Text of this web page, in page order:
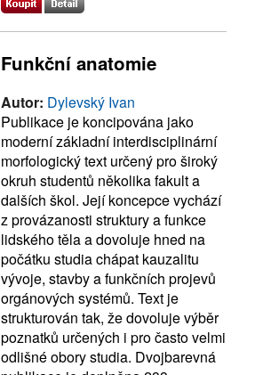
Funkční anatomie
Autor: Dylevský Ivan
Publikace je koncipována jako
moderní základní interdisciplinární
morfologický text určený pro široký
okruh studentů několika fakult a
dalších škol. Její koncepce vychází
z provázanosti struktury a funkce
lidského těla a dovoluje hned na
počátku studia chápat kauzalitu
vývoje, stavby a funkčních projevů
orgánových systémů. Text je
strukturován tak, že dovoluje výběr
poznatků určených i pro často velmi
odlišné obory studia. Dvojbarevná